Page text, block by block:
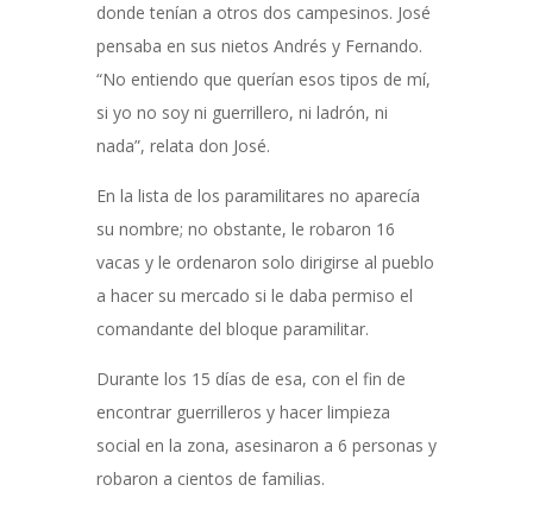
donde tenían a otros dos campesinos. José
pensaba en sus nietos Andrés y Fernando.
“No entiendo que querían esos tipos de mí,
si yo no soy ni guerrillero, ni ladrón, ni
nada”, relata don José.
En la lista de los paramilitares no aparecía
su nombre; no obstante, le robaron 16
vacas y le ordenaron solo dirigirse al pueblo
a hacer su mercado si le daba permiso el
comandante del bloque paramilitar.
Durante los 15 días de esa, con el fin de
encontrar guerrilleros y hacer limpieza
social en la zona, asesinaron a 6 personas y
robaron a cientos de familias.